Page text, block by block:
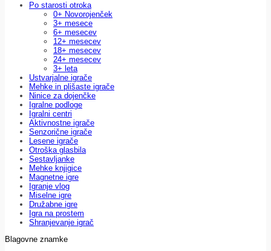
Po starosti otroka
0+ Novorojenček
3+ mesece
6+ mesecev
12+ mesecev
18+ mesecev
24+ mesecev
3+ leta
Ustvarjalne igrače
Mehke in plišaste igrače
Ninice za dojenčke
Igralne podloge
Igralni centri
Aktivnostne igrače
Senzorične igrače
Lesene igrače
Otroška glasbila
Sestavljanke
Mehke knjigice
Magnetne igre
Igranje vlog
Miselne igre
Družabne igre
Igra na prostem
Shranjevanje igrač
Blagovne znamke